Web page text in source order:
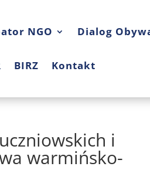
NGO Dialog
BIRZ Kontakt
i
warmińsko-